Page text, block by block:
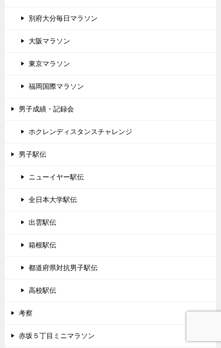
別府大分毎日マラソン
大阪マラソン
東京マラソン
福岡国際マラソン
男子成績・記録会
ホクレンディスタンスチャレンジ
男子駅伝
ニューイヤー駅伝
全日本大学駅伝
出雲駅伝
箱根駅伝
都道府県対抗男子駅伝
高校駅伝
考察
赤坂５丁目ミニマラソン